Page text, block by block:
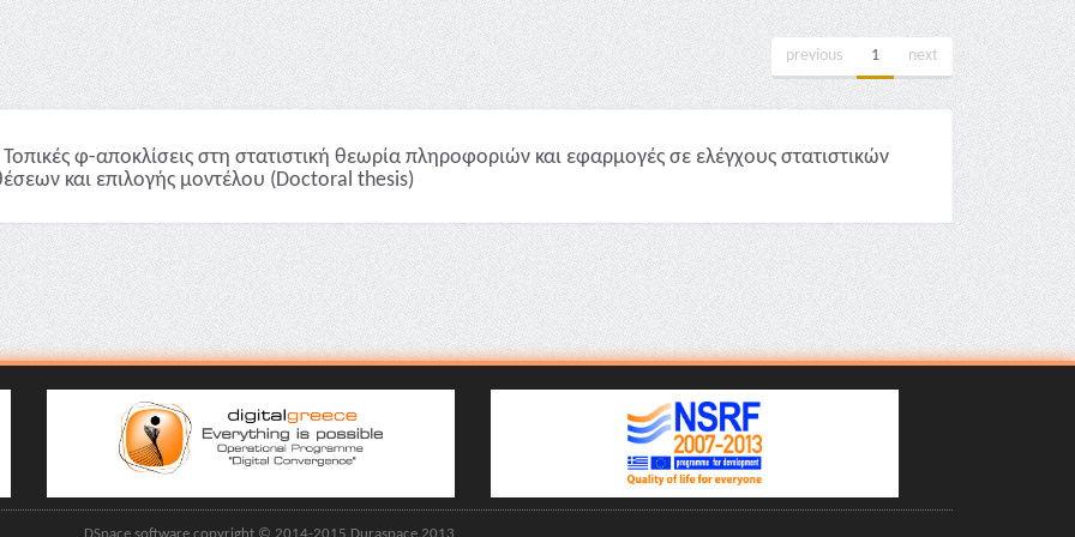
previous 1 next
φ-αποκλίσεις στη στατιστική θεωρία πληροφοριών και εφαρμογές σε ελέγχους στατιστικών
και επιλογής μοντέλου (Doctoral thesis)